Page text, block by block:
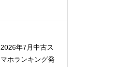
2026年7月中古ス
マホランキング発